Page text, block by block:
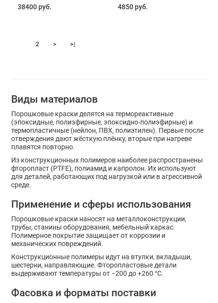
38400 руб. 4850 руб.
2 > >|
Виды материалов
Порошковые краски делятся на термореактивные
(эпоксидные, полиэфирные, эпоксидно-полиэфирные) и
термопластичные (нейлон, ПВХ, полиэтилен). Первые после
отверждения дают жёсткую плёнку, вторые при нагреве
плавятся повторно.
Из конструкционных полимеров наиболее распространены
фторопласт (PTFE), полиамид и капролон. Их используют
для деталей, работающих под нагрузкой или в агрессивной
среде.
Применение и сферы использования
Порошковые краски наносят на металлоконструкции,
трубы, станины оборудования, мебельный каркас.
Полимерное покрытие защищает от коррозии и
механических повреждений.
Конструкционные полимеры идут на втулки, вкладыши,
шестерни, направляющие. Фторопластовые детали
выдерживают температуры от −200 до +260 °C.
Фасовка и форматы поставки